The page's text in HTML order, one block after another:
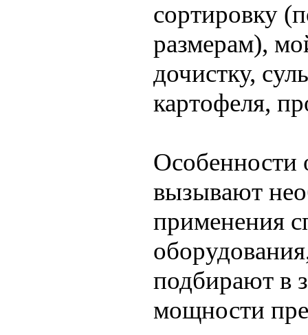
сортировку
размерам),
дочистку,
картофеля,
Особенности
вызывают
применения
подбирают в
мощности